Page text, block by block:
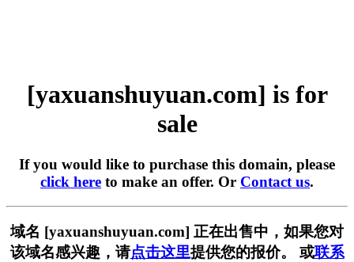
[yaxuanshuyuan.com] is for
sale
If you would like to purchase this domain, please
click here to make an offer. Or Contact us.
域名 [yaxuanshuyuan.com] 正在出售中，如果您对
该域名感兴趣，请点击这里提供您的报价。 或联系